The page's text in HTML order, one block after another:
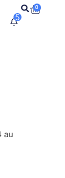
5
0
au